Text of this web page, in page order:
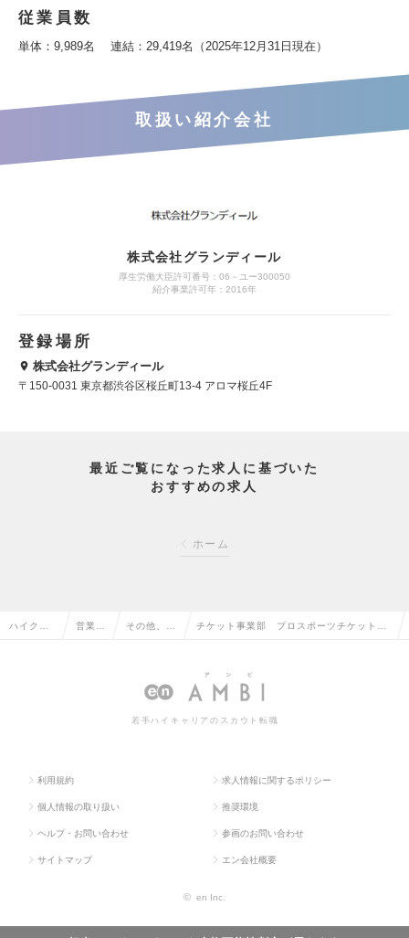
従業員数
単体：9,989名 連結：29,419名（2025年12月31日現在）
取扱い紹介会社
株式会社グランディール
厚生労働大臣許可番号：06－ユー300050
紹介事業許可年：2016年
登録場所
株式会社グランディール
〒150-0031 東京都渋谷区桜丘町13-4 アロマ桜丘4F
最近ご覧になった求人に基づいた
おすすめの求人
ホーム
ハイクラ 営業系 その他、営 チケット事業部 プロスポーツチケット販
若手ハイキャリアのスカウト転職
利用規約 求人情報に関するポリシー
個人情報の取り扱い 推奨環境
ヘルプ・お問い合わせ 参画のお問い合わせ
サイトマップ エン会社概要
© en Inc.